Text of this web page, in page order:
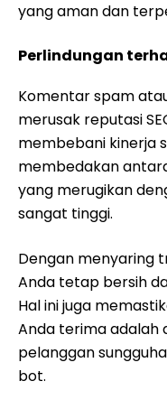
yang aman dan
Perlindungan
Komentar spam
merusak reputasi
membebani kinerja
membedakan
yang merugikan
sangat tinggi.
Dengan menyaring
Anda tetap bersih
Hal ini juga
Anda terima adalah
pelanggan
bot.